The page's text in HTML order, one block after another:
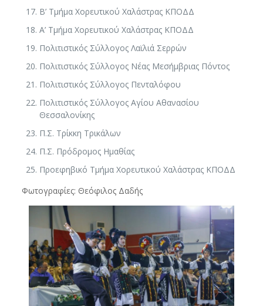
Β’ Τμήμα Χορευτικού Χαλάστρας ΚΠΟΔΔ
Α’ Τμήμα Χορευτικού Χαλάστρας ΚΠΟΔΔ
Πολιτιστικός Σύλλογος Λαϊλιά Σερρών
Πολιτιστικός Σύλλογος Νέας Μεσήμβριας Πόντος
Πολιτιστικός Σύλλογος Πενταλόφου
Πολιτιστικός Σύλλογος Αγίου Αθανασίου
Θεσσαλονίκης
Π.Σ. Τρίκκη Τρικάλων
Π.Σ. Πρόδρομος Ημαθίας
Προεφηβικό Τμήμα Χορευτικού Χαλάστρας ΚΠΟΔΔ
Φωτογραφίες: Θεόφιλος Δαδής